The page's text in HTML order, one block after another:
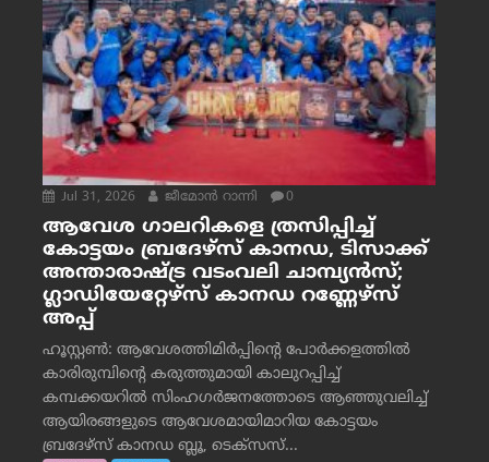
Jul 31, 2026 ജീമോന്‍ റാന്നി 0
ആവേശ ഗാലറികളെ ത്രസിപ്പിച്ച്
കോട്ടയം ബ്രദേഴ്‌സ് കാനഡ, ടിസാക്ക്
അന്താരാഷ്ട്ര വടംവലി ചാമ്പ്യന്‍സ്;
ഗ്ലാഡിയേറ്റേഴ്‌സ് കാനഡ റണ്ണേഴ്‌സ്
അപ്പ്
ഹൂസ്റ്റണ്‍: ആവേശത്തിമിര്‍പ്പിന്റെ പോര്‍ക്കളത്തില്‍
കാരിരുമ്പിന്റെ കരുത്തുമായി കാലുറപ്പിച്ച്
കമ്പക്കയറില്‍ സിംഹഗര്‍ജനത്തോടെ ആഞ്ഞുവലിച്ച്
ആയിരങ്ങളുടെ ആവേശമായിമാറിയ കോട്ടയം
ബ്രദേഴ്‌സ് കാനഡ ബ്ലൂ, ടെക്‌സസ്...